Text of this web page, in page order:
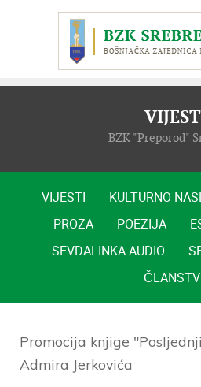
BZK "Preporod"
VIJESTI
KULTURNO
PROZA
POEZIJA
SEVDALINKA AUDIO
Promocija knjige
Admira Jerkovića